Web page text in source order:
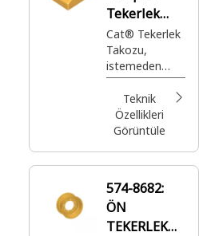
Tekerlek
Takozu
Cat® Tekerlek
Takozu,
istemeden
hareket
etmesini
önlemek ve
bakım ve park
güvenliği
aracın
tekerleğine
karşı yerleştirilir
Teknik
Özellikleri
Görüntüle
574-8682:
ÖN
TEKERLEK